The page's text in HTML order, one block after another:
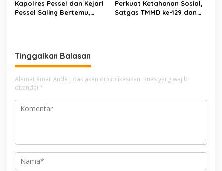
Kapolres Pessel dan Kejari
Pessel Saling Bertemu,
Perkuat Ketahanan Sosial,
Satgas TMMD ke-129 dan
Tinggalkan Balasan
Alamat email Anda tidak akan dipublikasikan. Ruas yang wajib
ditandai *